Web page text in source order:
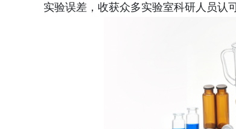
实验误差，收获众多实验室科研人员认可